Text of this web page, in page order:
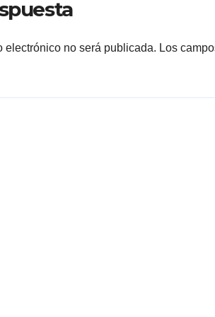
electrónico no será publicada. Los